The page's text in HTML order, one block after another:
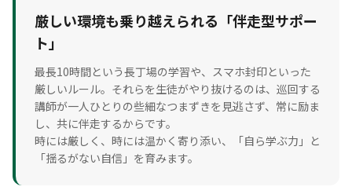
厳しい環境も乗り越えられる「伴走型サポー
ト」
最長10時間という長丁場の学習や、スマホ封印といった
厳しいルール。それらを生徒がやり抜けるのは、巡回する
講師が一人ひとりの些細なつまずきを見逃さず、常に励ま
し、共に伴走するからです。
時には厳しく、時には温かく寄り添い、「自ら学ぶ力」と
「揺るがない自信」を育みます。